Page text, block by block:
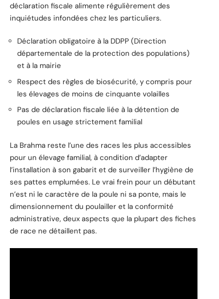
déclaration fiscale alimente régulièrement des
inquiétudes infondées chez les particuliers.
Déclaration obligatoire à la DDPP (Direction
départementale de la protection des populations)
et à la mairie
Respect des règles de biosécurité, y compris pour
les élevages de moins de cinquante volailles
Pas de déclaration fiscale liée à la détention de
poules en usage strictement familial
La Brahma reste l’une des races les plus accessibles
pour un élevage familial, à condition d’adapter
l’installation à son gabarit et de surveiller l’hygiène de
ses pattes emplumées. Le vrai frein pour un débutant
n’est ni le caractère de la poule ni sa ponte, mais le
dimensionnement du poulailler et la conformité
administrative, deux aspects que la plupart des fiches
de race ne détaillent pas.